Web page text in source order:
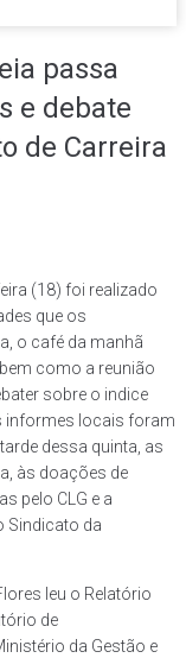
passa
e debate
de Carreira
(18) foi realizado
que os
o café da manhã
como a reunião
sobre o indice
informes locais foram
dessa quinta, as
às doações de
pelo CLG e a
Sindicato da
leu o Relatório
de
da Gestão e